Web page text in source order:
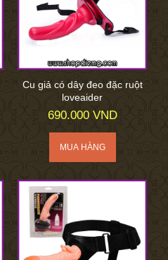
Cu giả có dây đeo đặc ruột
loveaider
690.000 VND